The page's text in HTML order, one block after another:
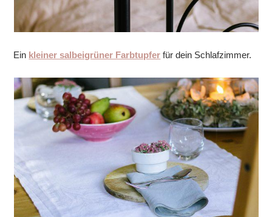
Ein kleiner salbeigrüner Farbtupfer für dein Schlafzimmer.